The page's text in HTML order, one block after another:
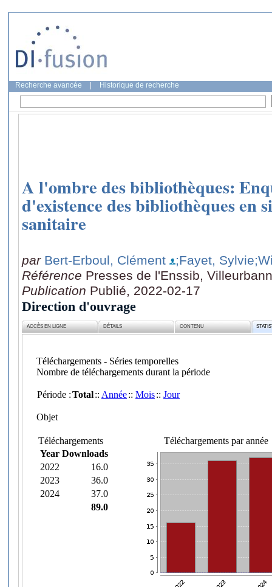
Recherche avancée Historique de recherche
A l'ombre des bibliothèques:
d'existence des bibliothèques en
sanitaire
par Bert-Erboul, Clément ;Fayet, Sylvie
Référence Presses de l'Enssib,
Publication Publié, 2022-02-17
Direction d'ouvrage
ACCÈS EN LIGNE DÉTAILS CONTENU